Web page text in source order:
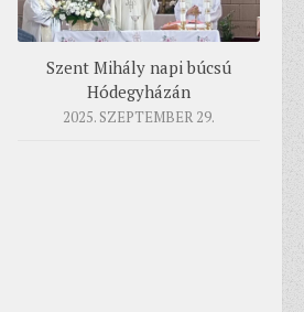
Szent Mihály napi búcsú
Hódegyházán
2025. SZEPTEMBER 29.